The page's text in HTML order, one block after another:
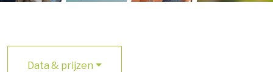
Data & prijzen